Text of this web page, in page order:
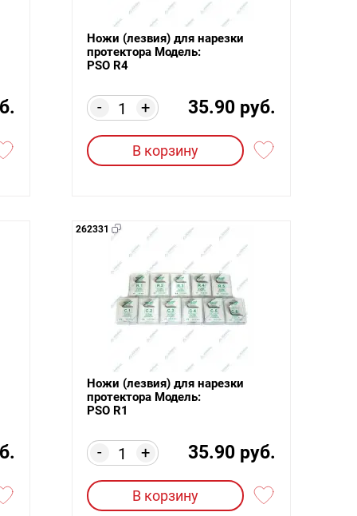
Ножи (лезвия) для нарезки
протектора Модель:
PSO R4
+
- 35.90 руб.
В корзину
262331
Ножи (лезвия) для нарезки
протектора Модель:
PSO R1
+
- 35.90 руб.
В корзину